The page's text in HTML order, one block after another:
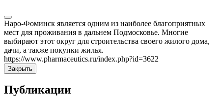
Наро-Фоминск является одним из наиболее благоприятных
мест для проживания в дальнем Подмосковье. Многие
выбирают этот округ для строительства своего жилого дома,
дачи, а также покупки жилья.
https://www.pharmaceutics.ru/index.php?id=3622
Закрыть
Публикации